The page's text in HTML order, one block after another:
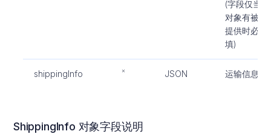
(字段仅当
对象有被
提供时必
填)
shippingInfo JSON 运输信息
ShippingInfo 对象字段说明